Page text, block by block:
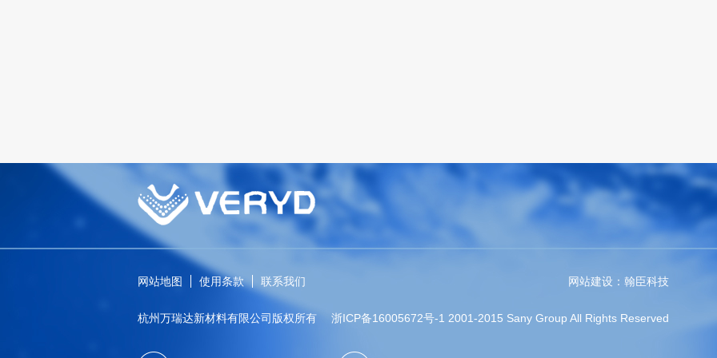
网站地图 使用条款 联系我们
杭州万瑞达新材料有限公司版权所有 浙ICP备16005672号-1 2001-2015 Sany Group All Rights Reserved
网站建设 ： 翰臣科技